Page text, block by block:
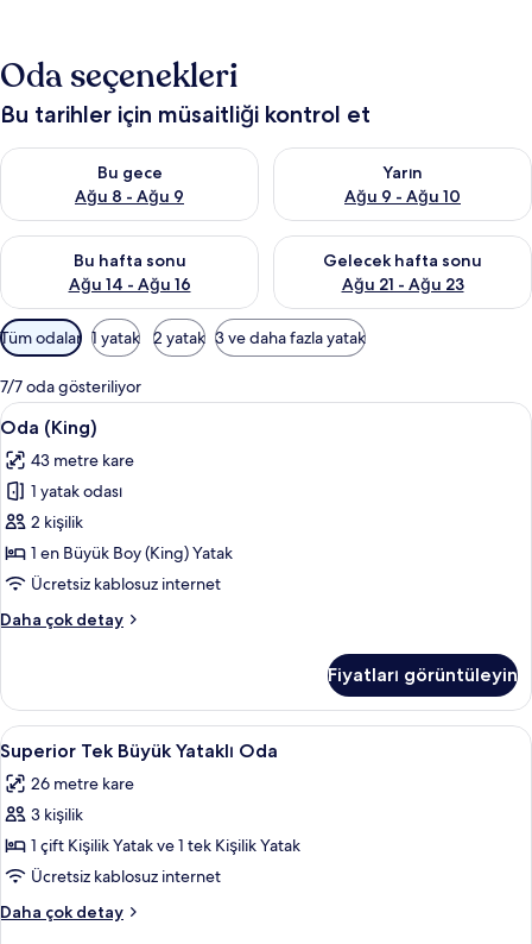
Oda seçenekleri
Bu tarihler için müsaitliği kontrol et
Bu gece
Ağu 8 - Ağu 9
Bu gece için müsaitliği kontrol et Ağu 8 - Ağu 9
Yarın
Ağu 9 - Ağu 10
Yarın için müsaitliği kontrol
Bu hafta sonu
Ağu 14 - Ağu 16
Bu hafta sonu için müsaitliği kontrol et Ağu 14 - Ağu 16
Gelecek hafta sonu
Ağu 21 - Ağu 23
Önümüzdeki hafta sonu için
Odalar
için
mevcut
filtreler
Tüm odalar 1 yatak 2 yatak 3 ve daha fazla yatak
7/7 oda gösteriliyor
Oda
(King)
için
tüm
fotoğrafları
görün
Anti alerjik yatak takımı, odada kasa,
6
Oda (King)
43 metre kare
1 yatak odası
2 kişilik
1 en Büyük Boy (King) Yatak
Ücretsiz kablosuz internet
Daha çok detay
Oda
fazla
detay
Fiyatları görüntüleyin
Superior
Tek
Büyük
Yataklı
Oda
için
tüm
fotoğrafları
Anti alerjik yatak takımı, odada kasa,
6
Superior Tek Büyük Yataklı Oda
26 metre kare
3 kişilik
1 çift Kişilik Yatak ve 1 tek Kişilik Yatak
Ücretsiz kablosuz internet
Daha çok detay
Superior